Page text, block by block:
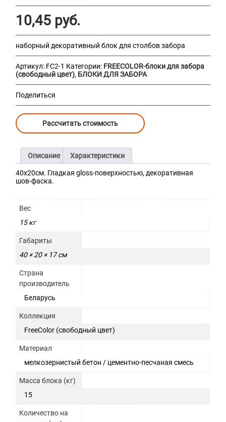
10,45 руб.
наборный декоративный блок для столбов забора
Артикул: FC2-1 Категории: FREECOLOR-блоки для забора
(свободный цвет), БЛОКИ ДЛЯ ЗАБОРА
Поделиться
Рассчитать стоимость
Описание Характеристики
40х20см. Гладкая gloss-поверхностью, декоративная
шов-фаска.
Вес
15 кг
Габариты
40 × 20 × 17 см
Страна
производитель
Беларусь
Коллекция
FreeColor (свободный цвет)
Материал
мелкозернистый бетон / цементно-песчаная смесь
Масса блока (кг)
15
Количество на